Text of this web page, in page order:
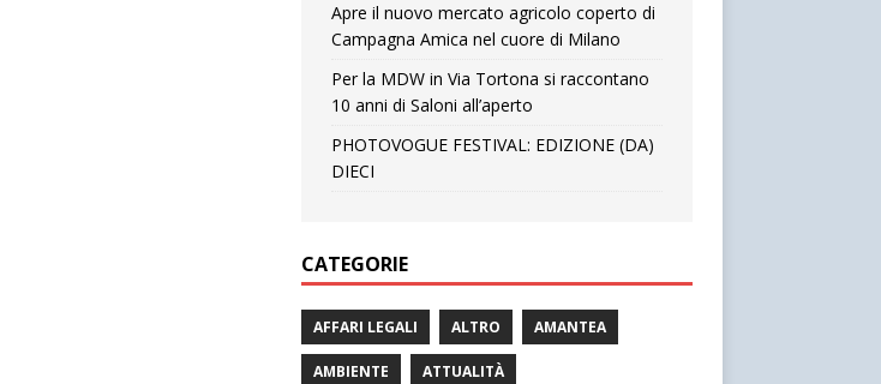
Apre il nuovo mercato agricolo coperto di
Campagna Amica nel cuore di Milano
Per la MDW in Via Tortona si raccontano
10 anni di Saloni all’aperto
PHOTOVOGUE FESTIVAL: EDIZIONE (DA)
DIECI
CATEGORIE
AFFARI LEGALI ALTRO AMANTEA
AMBIENTE ATTUALITÀ